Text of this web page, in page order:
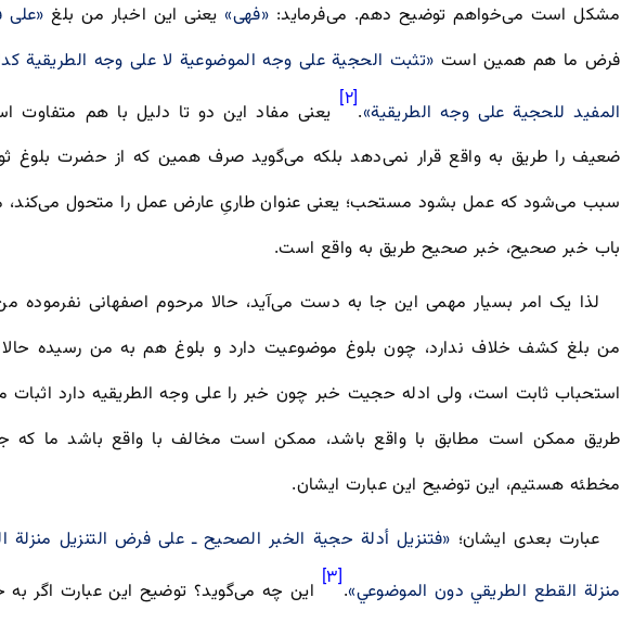
مشکل است می‌خواهم توضیح دهم. می‌فرماید: «فهی»یعنی این اخبار من بلغ «علی
فرض ما هم همین است «تثبت الحجیة علی وجه الموضوعیة لا علی وجه الطریقیة
المفید للحجیة علی وجه الطریقیة».
[۲]
یعنی مفاد این دو تا دلیل با هم متفاوت
ضعیف را طریق به واقع قرار نمی‌دهد بلکه می‌گوید صرف همین که از حضرت بلوغ
سبب می‌شود که عمل بشود مستحب؛ یعنی عنوان طاریِ عارض عمل را متحول
باب خبر صحیح، خبر صحیح طریق به واقع است.
لذا یک امر بسیار مهمی این جا به دست می‌آید، حالا مرحوم اصفهانی نفرموده
من بلغ کشف خلاف ندارد، چون بلوغ موضوعیت دارد و بلوغ هم به من رسیده حالا
استحباب ثابت است، ولی ادله حجیت خبر چون خبر را علی وجه الطریقیه دارد
طریق ممکن است مطابق با واقع باشد، ممکن است مخالف با واقع باشد ما که
مخطئه هستیم، این توضیح این عبارت ایشان.
عبارت بعدی ایشان؛ «فتنزيل أدلة حجية الخبر الصحيح ـ على فرض التنزيل منزلة
منزلة القطع الطريقي دون الموضوعي».
[۳]
این چه می‌گوید؟ توضیح این عبارت اگر